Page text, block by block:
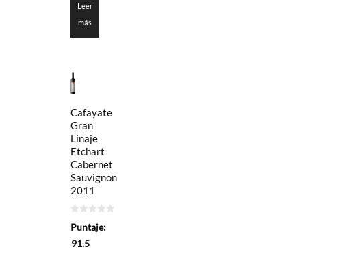
Leer
más
Cafayate
Gran
Linaje
Etchart
Cabernet
Sauvignon
2011
de
Puntaje:
91.5